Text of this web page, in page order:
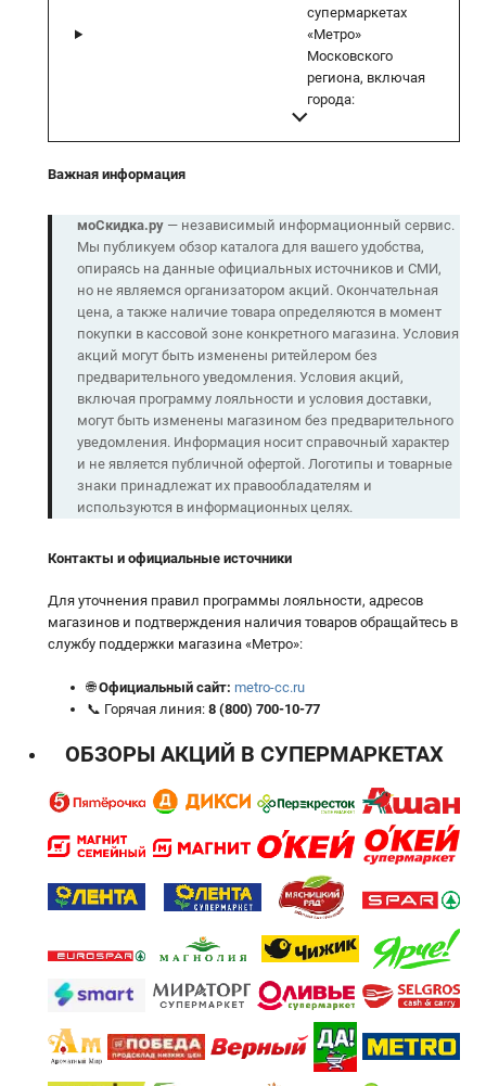
супермаркетах
«Метро»
Московского
региона, включая
города:
Важная информация
моСкидка.ру— независимый информационный сервис.
Мы публикуем обзор каталога для вашего удобства,
опираясь на данные официальных источников и СМИ,
но не являемся организатором акций. Окончательная
цена, а также наличие товара определяются в момент
покупки в кассовой зоне конкретного магазина. Условия
акций могут быть изменены ритейлером без
предварительного уведомления. Условия акций,
включая программу лояльности и условия доставки,
могут быть изменены магазином без предварительного
уведомления. Информация носит справочный характер
и не является публичной офертой. Логотипы и товарные
знаки принадлежат их правообладателям и
используются в информационных целях.
Контакты и официальные источники
Для уточнения правил программы лояльности, адресов
магазинов и подтверждения наличия товаров обращайтесь в
службу поддержки магазина «Метро»:
🌐Официальный сайт: metro-cc.ru
📞 Горячая линия: 8 (800) 700-10-77
ОБЗОРЫ АКЦИЙ В СУПЕРМАРКЕТАХ